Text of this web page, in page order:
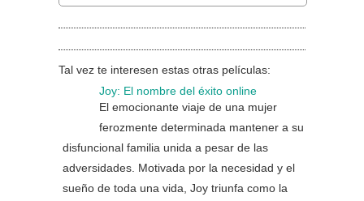
Tal vez te interesen estas otras películas:
Joy: El nombre del éxito online
El emocionante viaje de una mujer
ferozmente determinada mantener a su
disfuncional familia unida a pesar de las
adversidades. Motivada por la necesidad y el
sueño de toda una vida, Joy triunfa como la